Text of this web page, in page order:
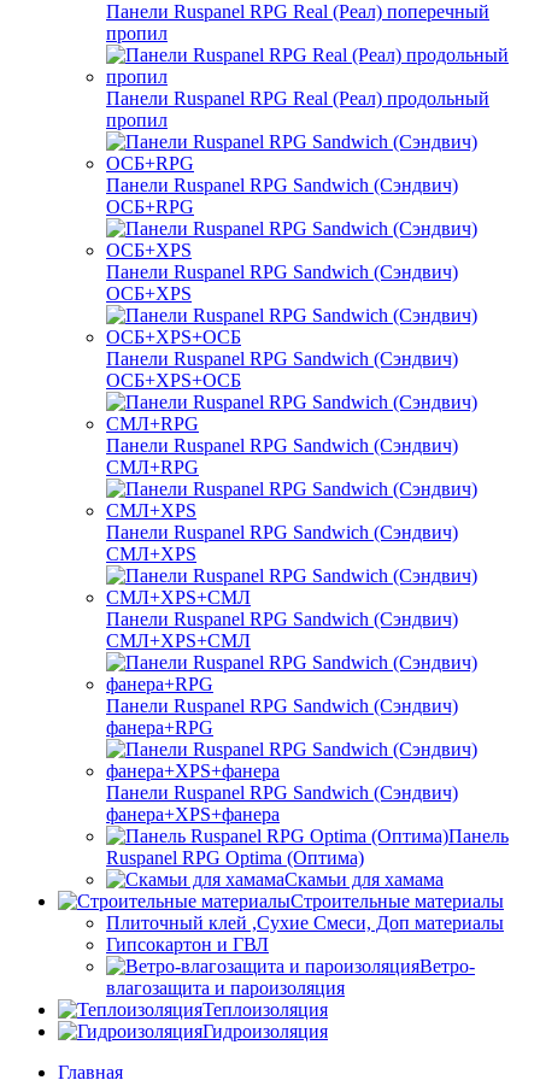
Панели Ruspanel RPG Real (Реал) поперечный
пропил
Панели Ruspanel RPG Real (Реал) продольный
пропил
Панели Ruspanel RPG Sandwich (Сэндвич)
ОСБ+RPG
Панели Ruspanel RPG Sandwich (Сэндвич)
ОСБ+XPS
Панели Ruspanel RPG Sandwich (Сэндвич)
ОСБ+XPS+ОСБ
Панели Ruspanel RPG Sandwich (Сэндвич)
СМЛ+RPG
Панели Ruspanel RPG Sandwich (Сэндвич)
СМЛ+XPS
Панели Ruspanel RPG Sandwich (Сэндвич)
СМЛ+XPS+СМЛ
Панели Ruspanel RPG Sandwich (Сэндвич)
фанера+RPG
Панели Ruspanel RPG Sandwich (Сэндвич)
фанера+XPS+фанера
Панель
Ruspanel RPG Optima (Оптима)
Скамьи для хамама
Строительные материалы
Плиточный клей ,Сухие Смеси, Доп материалы
Гипсокартон и ГВЛ
Ветро-
влагозащита и пароизоляция
Теплоизоляция
Гидроизоляция
Главная